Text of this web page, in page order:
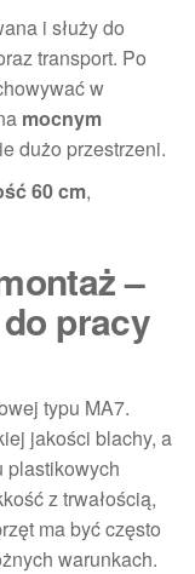
i służy do
transport. Po
w
mocnym
dużo przestrzeni.
60 cm,
–
pracy
typu MA7.
jakości blachy, a
plastikowych
z trwałością,
ma być często
warunkach.